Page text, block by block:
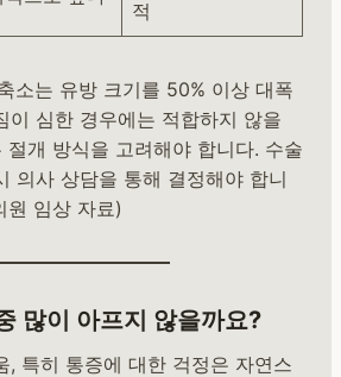
적
소는 유방 크기를 50% 이상 대폭
이 심한 경우에는 적합하지 않을
절개 방식을 고려해야 합니다. 수술
의사 상담을 통해 결정해야 합니
원 임상 자료)
많이 아프지 않을까요?
, 특히 통증에 대한 걱정은 자연스